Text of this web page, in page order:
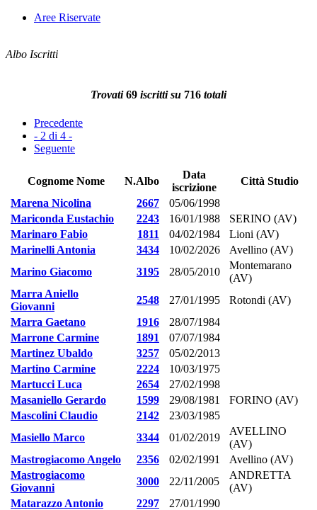
Aree Riservate
Albo Iscritti
Trovati 69 iscritti su 716 totali
Precedente
- 2 di 4 -
Seguente
Cognome Nome N.Albo
Data
iscrizione
Città Studio
Marena Nicolina
2667
05/06/1998
Mariconda Eustachio
2243 16/01/1988
SERINO (AV)
Marinaro Fabio
1811 04/02/1984
Lioni (AV)
Marinelli Antonia
3434 10/02/2026
Avellino (AV)
Marino Giacomo
3195 28/05/2010
Montemarano
(AV)
Marra Aniello
Giovanni
2548 27/01/1995
Rotondi (AV)
Marra Gaetano
1916
28/07/1984
Marrone Carmine
1891
07/07/1984
Martinez Ubaldo
3257
05/02/2013
Martino Carmine
2224
10/03/1975
Martucci Luca
2654
27/02/1998
Masaniello Gerardo
1599 29/08/1981
FORINO (AV)
Mascolini Claudio
2142
23/03/1985
Masiello Marco
3344 01/02/2019
AVELLINO
(AV)
Mastrogiacomo Angelo
2356 02/02/1991
Avellino (AV)
Mastrogiacomo
Giovanni
3000 22/11/2005
ANDRETTA
(AV)
Matarazzo Antonio
2297
27/01/1990